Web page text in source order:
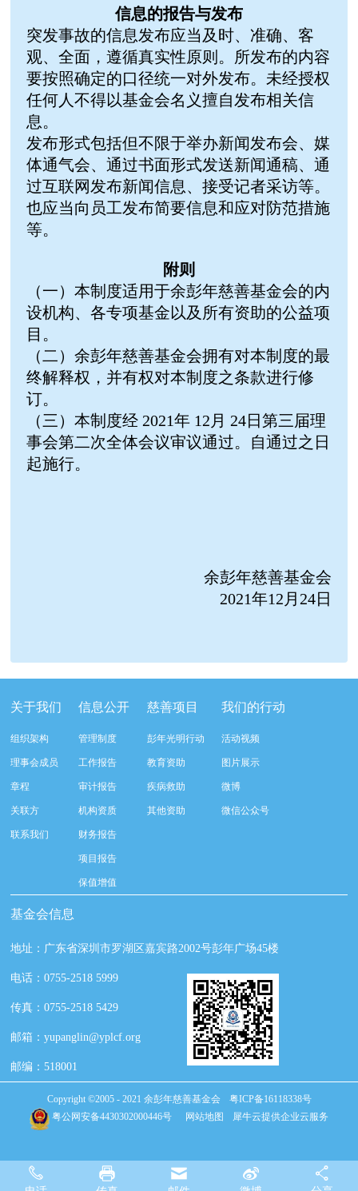
信息的报告与发布
突发事故的信息发布应当及时、准确、客
观、全面，遵循真实性原则。所发布的内容
要按照确定的口径统一对外发布。未经授权
任何人不得以基金会名义擅自发布相关信
息。
发布形式包括但不限于举办新闻发布会、媒
体通气会、通过书面形式发送新闻通稿、通
过互联网发布新闻信息、接受记者采访等。
也应当向员工发布简要信息和应对防范措施
等。
附则
（一）本制度适用于余彭年慈善基金会的内
设机构、各专项基金以及所有资助的公益项
目。
（二）余彭年慈善基金会拥有对本制度的最
终解释权，并有权对本制度之条款进行修
订。
（三）本制度经 2021年 12月 24日第三届理
事会第二次全体会议审议通过。自通过之日
起施行。
余彭年慈善基金会
2021年12月24日
关于我们
组织架构
理事会成员
章程
关联方
联系我们
信息公开
管理制度
工作报告
审计报告
机构资质
财务报告
项目报告
保值增值
慈善项目
彭年光明行动
教育资助
疾病救助
其他资助
我们的行动
活动视频
图片展示
微博
微信公众号
基金会信息
地址：广东省深圳市罗湖区嘉宾路2002号彭年广场45楼
电话：0755-2518 5999
传真：0755-2518 5429
邮箱：yupanglin@yplcf.org
邮编：518001
Copyright ©2005 - 2021 余彭年慈善基金会
粤ICP备16118338号
粤公网安备4430302000446号
网站地图 犀牛云提供企业云服务